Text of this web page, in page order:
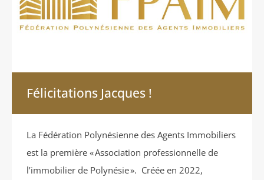
Félicitations Jacques !
La Fédération Polynésienne des Agents Immobiliers
est la première « Association professionnelle de
l’immobilier de Polynésie ». Créée en 2022,